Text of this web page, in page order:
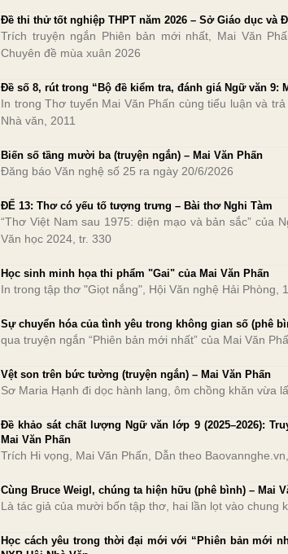
Đề thi thử tốt nghiệp THPT năm 2026 – Sở Giáo dục và
Trích truyện ngắn Phiên bản mới nhất, Mai Văn
Chuyên đề mùa xuân 2026
Đề số 8, rút trong “Bộ đề kiểm tra, đánh giá Ngữ văn 9:
In trong Thơ tuyển Mai Văn Phấn cùng tiểu luận và
Nhà văn, 2011
Biến số tầng mười ba (truyện ngắn) – Mai Văn Phấn
Đăng báo Văn nghệ số 25 ra ngày 20/6/2026
ĐẾ 13: Thơ có yếu tố tượng trưng – Bài thơ Nghi Tàm ​
“Thơ Việt Nam sau 1975: diện mạo và bản sắc” của
Văn học 2024, tr. 330
Học sinh minh họa thi phẩm "Gai" của Mai Văn Phấn
In trong tập thơ "Giọt nắng", Hội Văn nghệ Hải Phòng,
Sự chuyển hóa của tình yêu trong không gian số (phê
qua truyện ngắn “Phiên bản mới nhất” của Mai Văn
Vệt son trên bức tường (truyện ngắn) – Mai Văn Phấn
Sơ Maria Hạnh đi dọc hành lang, ôm chồng khăn vừa
Đề khảo sát chất lượng Ngữ văn lớp 9 (2025–2026):
Mai Văn Phấn
Trích Hi vọng, Mai Văn Phấn, Dẫn theo
Cùng Bruce Weigl, chúng ta hiện hữu ​(phê bình) – Mai
Là tác giả của mười bốn tập thơ, hai lần lọt vào chung
Học cách yêu trong thời đại mới với “Phiên bản mới